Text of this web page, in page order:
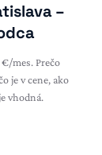
–
mes. Prečo
je v cene, ako
vhodná.